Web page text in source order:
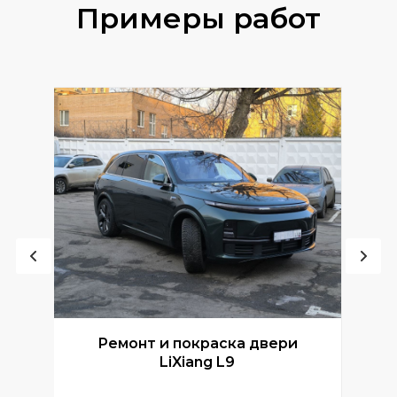
Примеры работ
Ремонт и покраска двери
LiXiang L9